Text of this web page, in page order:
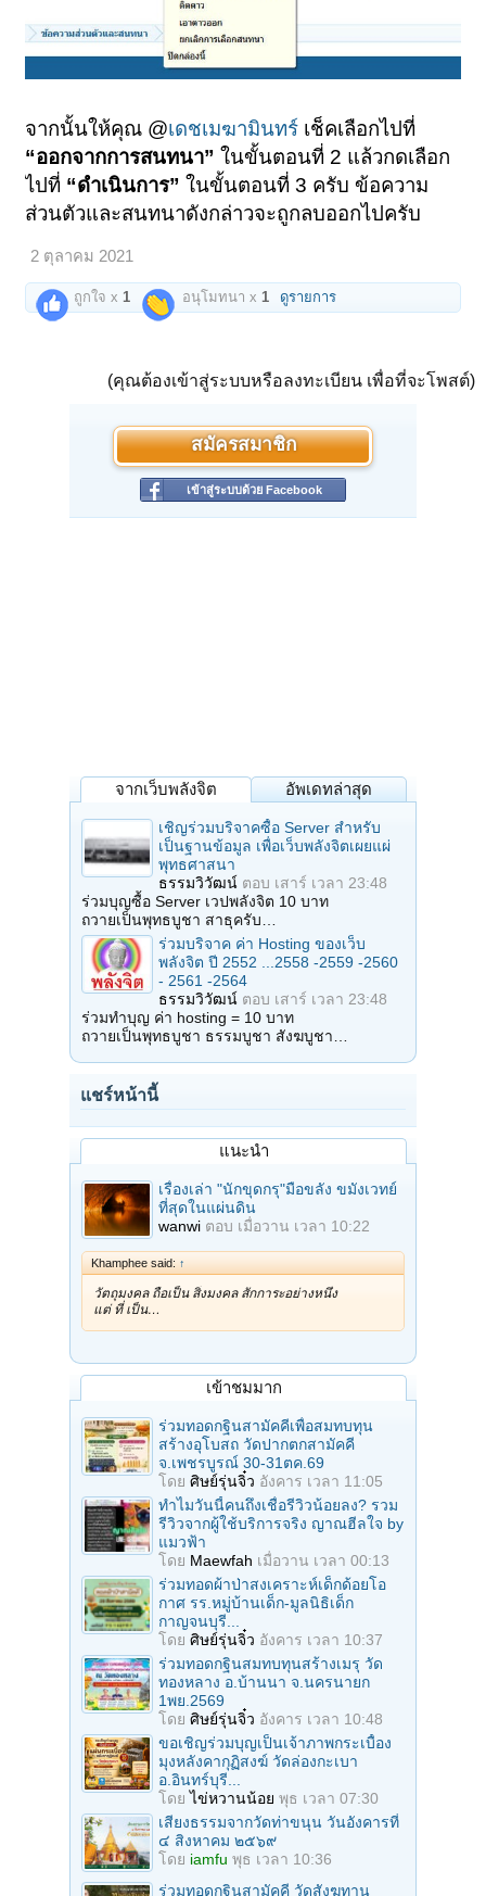
จากนั้นให้คุณ @เดชเมฆามินทร์ เช็คเลือกไปที่
“ออกจากการสนทนา” ในขั้นตอนที่ 2 แล้วกดเลือก
ไปที่ “ดำเนินการ” ในขั้นตอนที่ 3 ครับ ข้อความ
ส่วนตัวและสนทนาดังกล่าวจะถูกลบออกไปครับ
2 ตุลาคม 2021
ถูกใจ x1 อนุโมทนา x1 ดูรายการ
(คุณต้องเข้าสู่ระบบหรือลงทะเบียน เพื่อที่จะโพสต์)
สมัครสมาชิก
เข้าสู่ระบบด้วย Facebook
จากเว็บพลังจิต อัพเดทล่าสุด
เชิญร่วมบริจาคซื้อ Server สำหรับ
เป็นฐานข้อมูล เพื่อเว็บพลังจิตเผยแผ่
พุทธศาสนา
ธรรมวิวัฒน์ ตอบ เสาร์ เวลา 23:48
ร่วมบุญซื้อ Server เวปพลังจิต 10 บาท
ถวายเป็นพุทธบูชา สาธุครับ…
ร่วมบริจาค ค่า Hosting ของเว็บ
พลังจิต ปี 2552 ...2558 -2559 -2560
- 2561 -2564
ธรรมวิวัฒน์ ตอบ เสาร์ เวลา 23:48
ร่วมทำบุญ ค่า hosting = 10 บาท
ถวายเป็นพุทธบูชา ธรรมบูชา สังฆบูชา…
แชร์หน้านี้
แนะนำ
เรื่องเล่า "นักขุดกรุ"มือขลัง ขมังเวทย์
ที่สุดในแผ่นดิน
wanwi ตอบ เมื่อวาน เวลา 10:22
Khamphee said: ↑
วัตถุมงคล ถือเป็น สิ่งมงคล สักการะอย่างหนึ่ง
แต่ ที่ เป็น…
เข้าชมมาก
ร่วมทอดกฐินสามัคคีเพื่อสมทบทุน
สร้างอุโบสถ วัดปากตกสามัคคี
จ.เพชรบูรณ์ 30-31ตค.69
โดย ศิษย์รุ่นจิ๋ว อังคาร เวลา 11:05
ทำไมวันนี้คนถึงเชื่อรีวิวน้อยลง? รวม
รีวิวจากผู้ใช้บริการจริง ญาณฮีลใจ by
แมวฟ้า
โดย Maewfah เมื่อวาน เวลา 00:13
ร่วมทอดผ้าป่าสงเคราะห์เด็กด้อยโอ
กาศ รร.หมู่บ้านเด็ก-มูลนิธิเด็ก
กาญจนบุรี...
โดย ศิษย์รุ่นจิ๋ว อังคาร เวลา 10:37
ร่วมทอดกฐินสมทบทุนสร้างเมรุ วัด
ทองหลาง อ.บ้านนา จ.นครนายก
1พย.2569
โดย ศิษย์รุ่นจิ๋ว อังคาร เวลา 10:48
ขอเชิญร่วมบุญเป็นเจ้าภาพกระเบื้อง
มุงหลังคากุฏิสงฆ์ วัดล่องกะเบา
อ.อินทร์บุรี...
โดยไข่หวานน้อย พุธ เวลา 07:30
เสียงธรรมจากวัดท่าขนุน วันอังคารที่
๔ สิงหาคม ๒๕๖๙
โดย iamfu พุธ เวลา 10:36
ร่วมทอดกฐินสามัคคี วัดสังฆทาน